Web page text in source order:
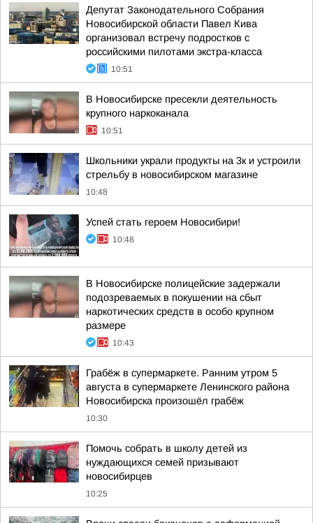
Депутат Законодательного Собрания
Новосибирской области Павел Кива
организовал встречу подростков с
российскими пилотами экстра-класса
10:51
В Новосибирске пресекли деятельность
крупного наркоканала
10:51
Школьники украли продукты на 3к и устроили
стрельбу в новосибирском магазине
10:48
Успей стать героем Новосибири!
10:48
В Новосибирске полицейские задержали
подозреваемых в покушении на сбыт
наркотических средств в особо крупном
размере
10:43
Грабёж в супермаркете. Ранним утром 5
августа в супермаркете Ленинского района
Новосибирска произошёл грабёж
10:30
Помочь собрать в школу детей из
нуждающихся семей призывают
новосибирцев
10:25